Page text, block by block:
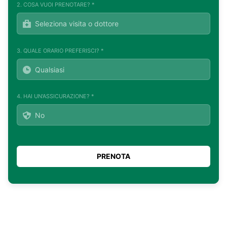
2. COSA VUOI PRENOTARE? *
3. QUALE ORARIO PREFERISCI? *
4. HAI UN'ASSICURAZIONE? *